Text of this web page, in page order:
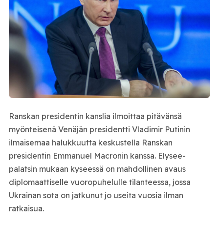
Ranskan presidentin kanslia ilmoittaa pitävänsä
myönteisenä Venäjän presidentti Vladimir Putinin
ilmaisemaa halukkuutta keskustella Ranskan
presidentin Emmanuel Macronin kanssa. Elysee-
palatsin mukaan kyseessä on mahdollinen avaus
diplomaattiselle vuoropuhelulle tilanteessa, jossa
Ukrainan sota on jatkunut jo useita vuosia ilman
ratkaisua.